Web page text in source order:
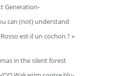
Generation-
can (not) understand
est-il un cochon ? »
in the silent forest